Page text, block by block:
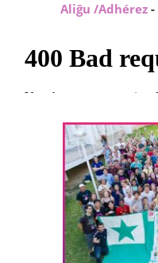
Aliĝu /Adhérez -